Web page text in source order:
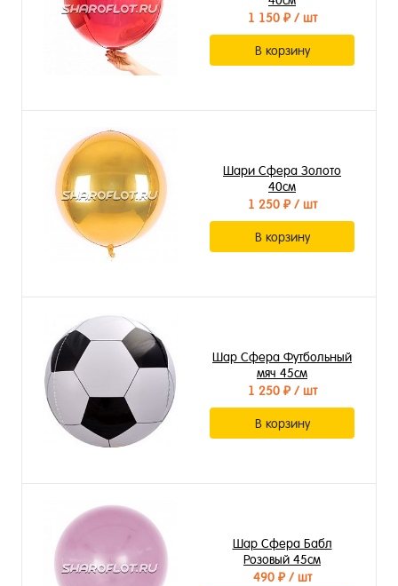
1 150 ₽/ шт
В корзину
Шари Сфера Золото
40см
1 250 ₽/ шт
В корзину
Шар Сфера Футбольный
мяч 45см
1 250 ₽/ шт
В корзину
Шар Сфера Бабл
Розовый 45см
490 ₽/ шт